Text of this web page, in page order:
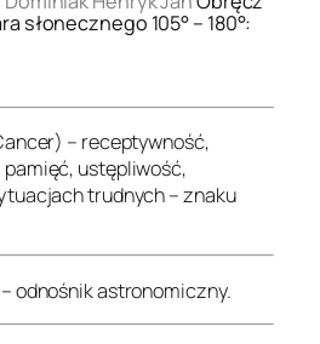
słonecznego 105° – 180°:
– receptywność,
ustępliwość,
trudnych – znaku
– odnośnik astronomiczny.